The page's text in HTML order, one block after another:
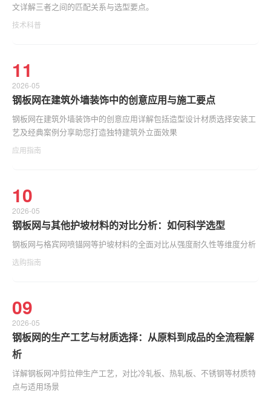
文详解三者之间的匹配关系与选型要点。
技术科普
11
2026-05
钢板网在建筑外墙装饰中的创意应用与施工要点
钢板网在建筑外墙装饰中的创意应用详解包括造型设计材质选择安装工
艺及经典案例分享助您打造独特建筑外立面效果
应用指南
10
2026-05
钢板网与其他护坡材料的对比分析：如何科学选型
钢板网与格宾网喷锚网等护坡材料的全面对比从强度耐久性等维度分析
选购指南
09
2026-05
钢板网的生产工艺与材质选择：从原料到成品的全流程解
析
详解钢板网冲剪拉伸生产工艺，对比冷轧板、热轧板、不锈钢等材质特
点与适用场景